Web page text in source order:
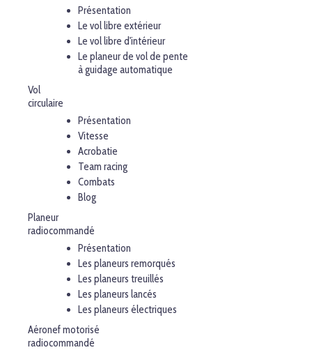
Présentation
Le vol libre extérieur
Le vol libre d'intérieur
Le planeur de vol de pente
à guidage automatique
Vol
circulaire
Présentation
Vitesse
Acrobatie
Team racing
Combats
Blog
Planeur
radiocommandé
Présentation
Les planeurs remorqués
Les planeurs treuillés
Les planeurs lancés
Les planeurs électriques
Aéronef motorisé
radiocommandé